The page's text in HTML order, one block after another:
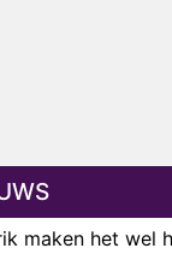
maken het wel